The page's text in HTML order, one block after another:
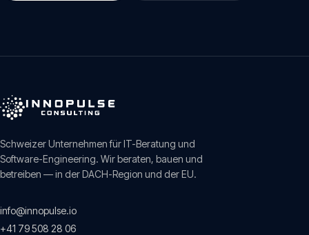
Schweizer Unternehmen für IT-Beratung und
Software-Engineering. Wir beraten, bauen und
betreiben — in der DACH-Region und der EU.
info@innopulse.io
+41 79 508 28 06